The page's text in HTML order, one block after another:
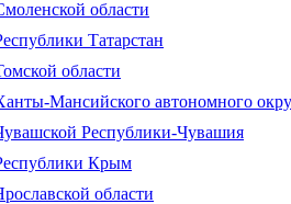
области
Татарстан
области
Мансийского автономного
Республики-Чувашия
Крым
области